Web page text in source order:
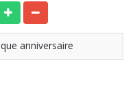
anniversaire